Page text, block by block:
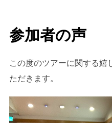
参加者の声
この度のツアーに関する嬉
ただきます。